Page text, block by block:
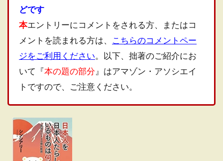
どです
本エントリーにコメントをされる方、またはコ
メントを読まれる方は、 こちらのコメントペー
ジをご利用ください。以下、拙著のご紹介にお
いて『本の題の部分 』はアマゾン・アソシエイ
トですので、ご注意ください。